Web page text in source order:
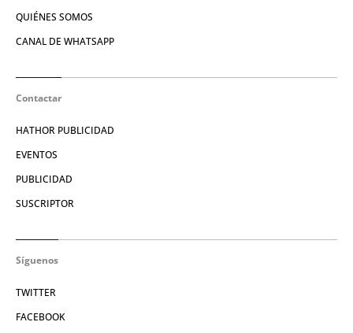
QUIÉNES SOMOS
CANAL DE WHATSAPP
Contactar
HATHOR PUBLICIDAD
EVENTOS
PUBLICIDAD
SUSCRIPTOR
Síguenos
TWITTER
FACEBOOK